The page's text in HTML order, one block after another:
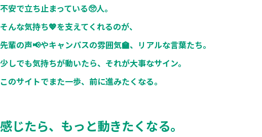
学校推薦型選抜（指定校制）
学校推薦型選抜（公募制）
一般選抜
外国人留学生選抜
児童養護施設等推薦型選抜
湘北の奨学制度
不安で立ち止まっている🥺人。
そんな気持ち💖️を支えてくれるのが、
先輩の声📢やキャンパスの雰囲気🏫、 リアルな言葉たち。
少しでも気持ちが動いたら、 それが大事なサイン。
このサイトでまた一歩、前に進みたくなる。
感じたら、もっと動きたくなる。